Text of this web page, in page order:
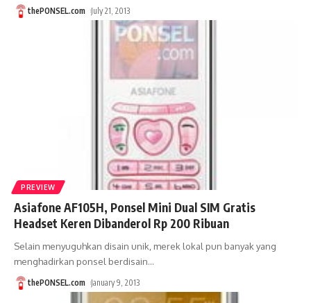
thePONSEL.com July 21, 2013
PREVIEW
Asiafone AF105H, Ponsel Mini Dual SIM Gratis
Headset Keren Dibanderol Rp 200 Ribuan
Selain menyuguhkan disain unik, merek lokal pun banyak yang
menghadirkan ponsel berdisain…
thePONSEL.com January 9, 2013